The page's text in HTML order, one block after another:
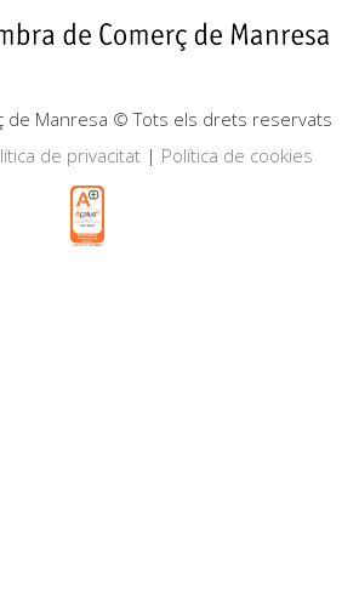
de Manresa © Tots els drets reservats
de privacitat| Política de cookies